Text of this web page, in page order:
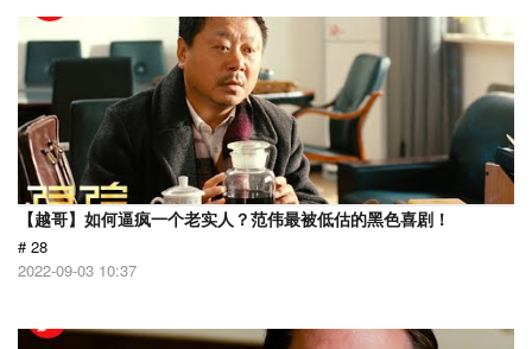
【越哥】如何逼疯一个老实人？范伟最被低估的黑色喜剧！
# 28
2022-09-03 10:37